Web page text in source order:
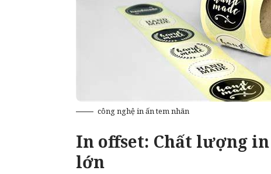
công nghệ in ấn tem nhãn
In offset: Chất lượng
lớn